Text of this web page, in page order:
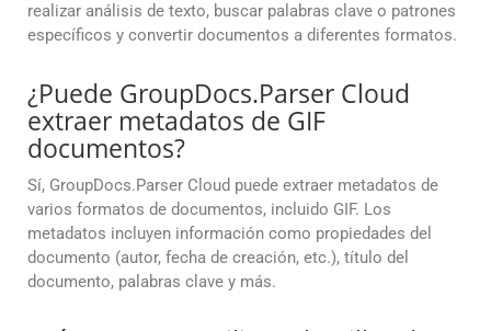
realizar análisis de texto, buscar palabras clave o patrones
específicos y convertir documentos a diferentes formatos.
¿Puede GroupDocs.Parser Cloud
extraer metadatos de GIF
documentos?
Sí, GroupDocs.Parser Cloud puede extraer metadatos de
varios formatos de documentos, incluido GIF. Los
metadatos incluyen información como propiedades del
documento (autor, fecha de creación, etc.), título del
documento, palabras clave y más.